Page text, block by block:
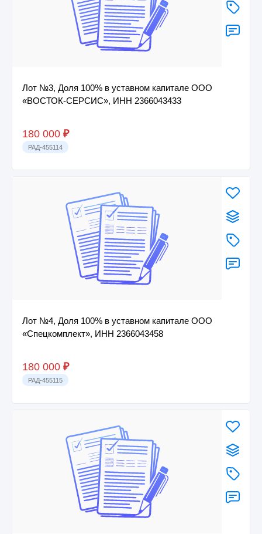
Лот №3, Доля 100% в уставном капитале ООО
«ВОСТОК-СЕРСИС», ИНН 2366043433
180 000 ₽
РАД-455114
Лот №4, Доля 100% в уставном капитале ООО
«Спецкомплект», ИНН 2366043458
180 000 ₽
РАД-455115